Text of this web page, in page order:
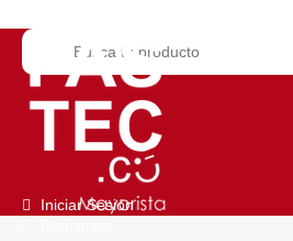
Iniciar Sesión